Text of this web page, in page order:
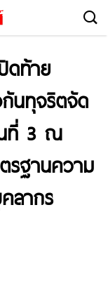
ดท้าย
กันทุจริตจัด
นที่ 3 ณ
รฐานความ
คลากร